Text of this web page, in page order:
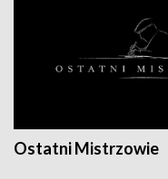
Ostatni Mistrzowie